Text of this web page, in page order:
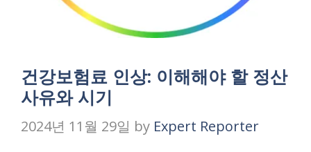
건강보험료 인상: 이해해야 할 정산
사유와 시기
2024년 11월 29일 by Expert Reporter